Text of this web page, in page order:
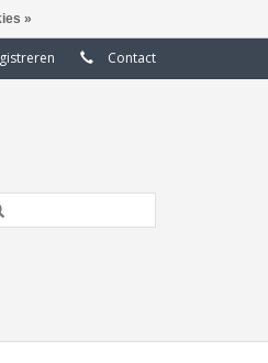
Contact
»